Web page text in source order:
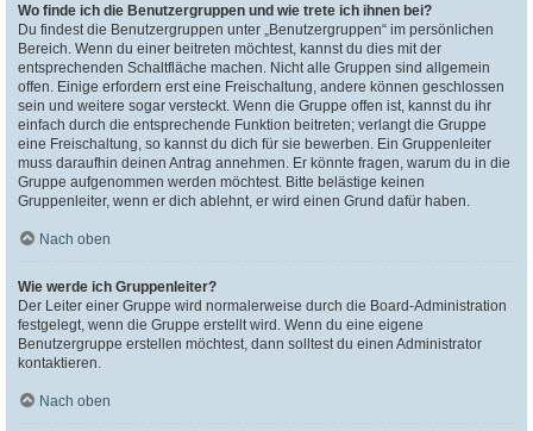
Wo finde ich die Benutzergruppen und wie trete ich ihnen bei?
Du findest die Benutzergruppen unter „Benutzergruppen“ im persönlichen
Bereich. Wenn du einer beitreten möchtest, kannst du dies mit der
entsprechenden Schaltfläche machen. Nicht alle Gruppen sind allgemein
offen. Einige erfordern erst eine Freischaltung, andere können geschlossen
sein und weitere sogar versteckt. Wenn die Gruppe offen ist, kannst du ihr
einfach durch die entsprechende Funktion beitreten; verlangt die Gruppe
eine Freischaltung, so kannst du dich für sie bewerben. Ein Gruppenleiter
muss daraufhin deinen Antrag annehmen. Er könnte fragen, warum du in die
Gruppe aufgenommen werden möchtest. Bitte belästige keinen
Gruppenleiter, wenn er dich ablehnt, er wird einen Grund dafür haben.
Nach oben
Wie werde ich Gruppenleiter?
Der Leiter einer Gruppe wird normalerweise durch die Board-Administration
festgelegt, wenn die Gruppe erstellt wird. Wenn du eine eigene
Benutzergruppe erstellen möchtest, dann solltest du einen Administrator
kontaktieren.
Nach oben